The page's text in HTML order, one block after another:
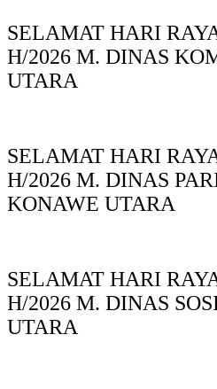
SELAMAT HARI
H/2026 M. DINAS
UTARA
SELAMAT HARI
H/2026 M. DINAS
KONAWE UTARA
SELAMAT HARI
H/2026 M. DINAS
UTARA